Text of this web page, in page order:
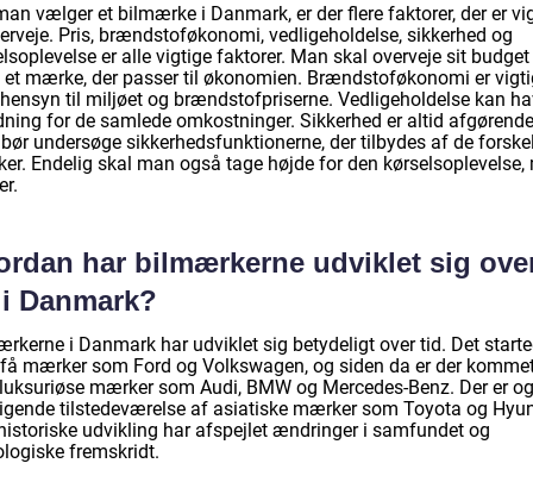
vælger et bilmærke i Danmark, er der flere faktorer, der er
Pris, brændstoføkonomi, vedligeholdelse, sikkerhed og
er alle vigtige faktorer. Man skal overveje sit
et mærke, der passer til økonomien. Brændstoføkonomi er
til miljøet og brændstofpriserne. Vedligeholdelse kan
for de samlede omkostninger. Sikkerhed er altid
undersøge sikkerhedsfunktionerne, der tilbydes af de
Endelig skal man også tage højde for den kørselsoplevelse,
har bilmærkerne udviklet sig
Danmark?
i Danmark har udviklet sig betydeligt over tid. Det
mærker som Ford og Volkswagen, og siden da er der
mærker som Audi, BMW og Mercedes-Benz. Der er
tilstedeværelse af asiatiske mærker som Toyota og
udvikling har afspejlet ændringer i samfundet og
fremskridt.